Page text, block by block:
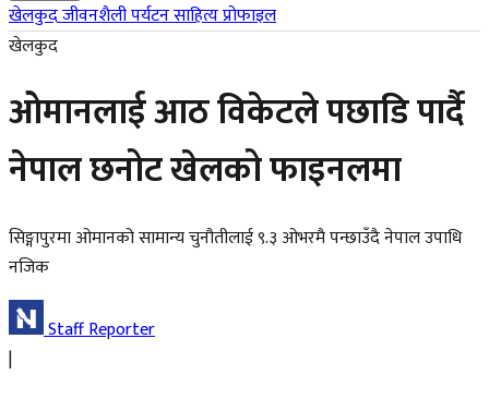
खेलकुदजीवनशैलीपर्यटनसाहित्यप्रोफाइल
खेलकुद
ओमानलाई आठ विकेटले पछाडि पार्दै
नेपाल छनोट खेलको फाइनलमा
सिङ्गापुरमा ओमानको सामान्य चुनौतीलाई ९.३ ओभरमै पन्छाउँदै नेपाल उपाधि
नजिक
Staff Reporter
|